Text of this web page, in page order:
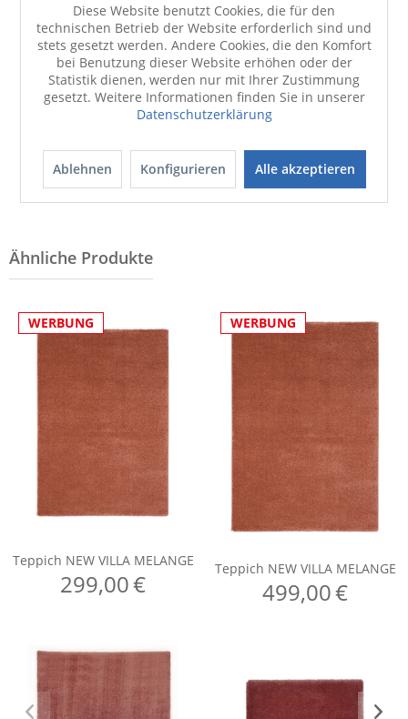
MELANGE
44,90 € 44,90 €
Diese Website benutzt Cookies, die für den
technischen Betrieb der Website erforderlich sind und
stets gesetzt werden. Andere Cookies, die den Komfort
bei Benutzung dieser Website erhöhen oder der
Statistik dienen, werden nur mit Ihrer Zustimmung
gesetzt. Weitere Informationen finden Sie in unserer
Datenschutzerklärung
Ablehnen Konfigurieren Alle akzeptieren